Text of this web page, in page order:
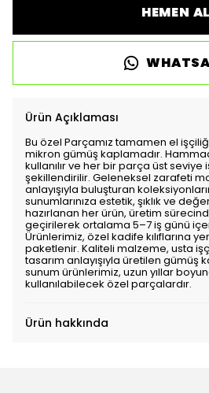
HEMEN AL
Ürün Açıklaması
Bu özel Parçamız tamamen el
mikron gümüş kaplamadır.
kullanılır ve her bir parça üst seviye
şekillendirilir. Geleneksel zarafeti
anlayışıyla buluşturan
sunumlarınıza estetik, şıklık ve
hazırlanan her ürün, üretim
geçirilerek ortalama 5–7 iş günü
Ürünlerimiz, özel kadife kılıflarına
paketlenir. Kaliteli malzeme, usta
tasarım anlayışıyla üretilen gümüş
sunum ürünlerimiz, uzun yıllar
kullanılabilecek özel parçalardır.
Ürün hakkında